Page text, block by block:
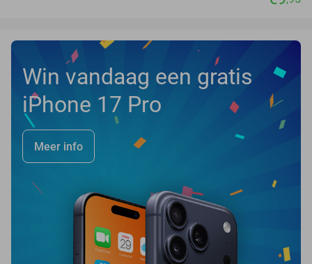
Win vandaag een gratis
iPhone 17 Pro
Meer info